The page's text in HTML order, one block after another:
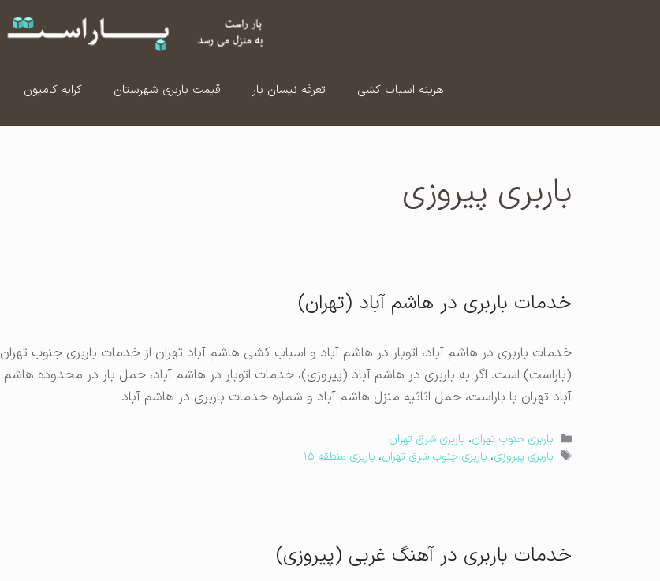
هزینه اسباب کشی تعرفه نیسان بار قیمت باربری شهرستان کرایه کامیون
باربری پیروزی
خدمات باربری در هاشم آباد (تهران)
خدمات باربری در هاشم آباد، اتوبار در هاشم آباد و اسباب کشی هاشم آباد تهران از خدمات باربری جنوب تهران
(باراست) است. اگر به باربری در هاشم آباد (پیروزی)، خدمات اتوبار در هاشم آباد، حمل بار در محدوده هاشم
آباد تهران با باراست، حمل اثاثیه منزل هاشم آباد و شماره خدمات باربری در هاشم آباد
دسته‌ها
باربری جنوب تهران، باربری شرق تهران
برچسب‌ها
باربری پیروزی، باربری جنوب شرق تهران، باربری منطقه ۱۵
خدمات باربری در آهنگ غربی (پیروزی)